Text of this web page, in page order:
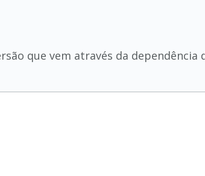
que vem através da dependência